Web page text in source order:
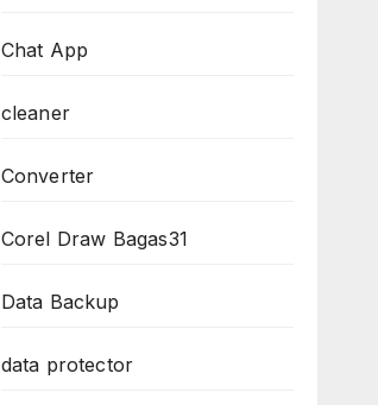
Chat App
cleaner
Converter
Corel Draw Bagas31
Data Backup
data protector